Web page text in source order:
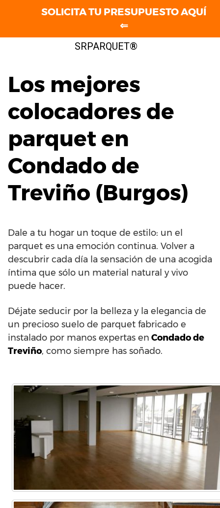
SRPARQUET®
Los mejores
colocadores de
parquet en
Condado de
Treviño (Burgos)
Dale a tu hogar un toque de estilo: un el
parquet es una emoción continua. Volver a
descubrir cada día la sensación de una acogida
íntima que sólo un material natural y vivo
puede hacer.
Déjate seducir por la belleza y la elegancia de
un precioso suelo de parquet fabricado e
instalado por manos expertas en Condado de
Treviño, como siempre has soñado.
SOLICITA TU PRESUPUESTO AQUÍ
⇐